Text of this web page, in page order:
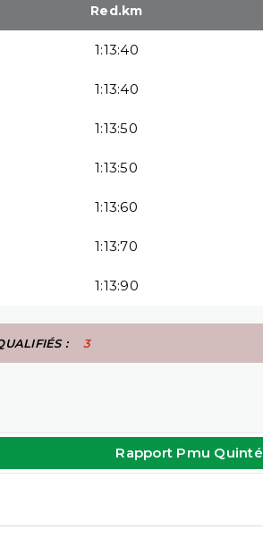
Red.km
1:13:40
1:13:40
1:13:50
1:13:50
1:13:60
1:13:70
1:13:90
:3
Rapport Pmu Quinté